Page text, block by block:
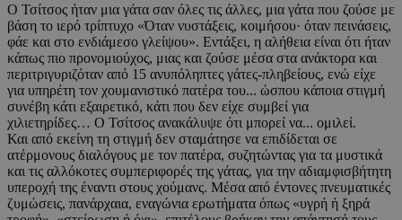
Ο Τσίτσος ήταν μια γάτα σαν όλες τις άλλες, μια γάτα που ζούσε με
βάση το ιερό τρίπτυχο «Όταν νυστάξεις, κοιμήσου· όταν πεινάσεις,
φάε και στο ενδιάμεσο γλείψου». Εντάξει, η αλήθεια είναι ότι ήταν
κάπως πιο προνομιούχος, μιας και ζούσε μέσα στα ανάκτορα και
περιτριγυριζόταν από 15 ανυπόληπτες γάτες-πληβείους, ενώ είχε
για υπηρέτη τον χουμανιστικό πατέρα του... ώσπου κάποια στιγμή
συνέβη κάτι εξαιρετικό, κάτι που δεν είχε συμβεί για
χιλιετηρίδες… Ο Τσίτσος ανακάλυψε ότι μπορεί να... ομιλεί.
Και από εκείνη τη στιγμή δεν σταμάτησε να επιδίδεται σε
ατέρμονους διαλόγους με τον πατέρα, συζητώντας για τα μυστικά
και τις αλλόκοτες συμπεριφορές της γάτας, για την αδιαμφισβήτητη
υπεροχή της έναντι στους χούμανς. Μέσα από έντονες πνευματικές
ζυμώσεις, πανάρχαια, εναγώνια ερωτήματα όπως «υγρή ή ξηρά